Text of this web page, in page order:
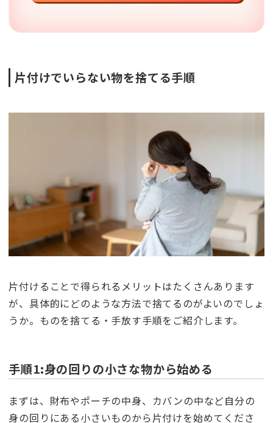
片付けでいらない物を捨てる手順
片付けることで得られるメリットはたくさんあります
が、具体的にどのような方法で捨てるのがよいのでしょ
うか。ものを捨てる・手放す手順をご紹介します。
手順1:身の回りの小さな物から始める
まずは、財布やポーチの中身、カバンの中など自分の
身の回りにある小さいものから片付けを始めてくださ